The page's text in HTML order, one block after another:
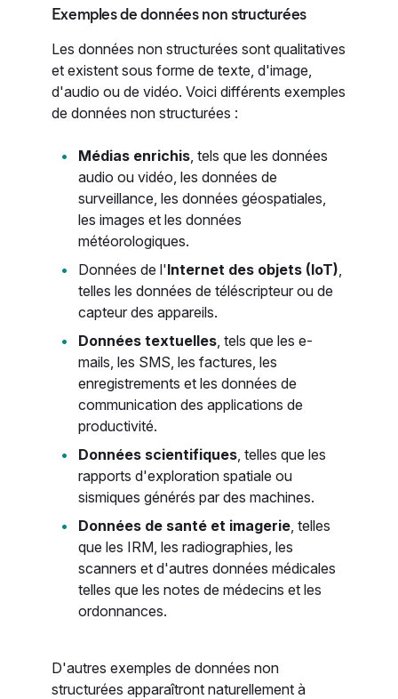
Exemples de données non structurées
Les données non structurées sont qualitatives
et existent sous forme de texte, d'image,
d'audio ou de vidéo. Voici différents exemples
de données non structurées :
Médias enrichis, tels que les données
audio ou vidéo, les données de
surveillance, les données géospatiales,
les images et les données
météorologiques.
Données de l'Internet des objets (IoT),
telles les données de téléscripteur ou de
capteur des appareils.
Données textuelles, tels que les e-
mails, les SMS, les factures, les
enregistrements et les données de
communication des applications de
productivité.
Données scientifiques, telles que les
rapports d'exploration spatiale ou
sismiques générés par des machines.
Données de santé et imagerie, telles
que les IRM, les radiographies, les
scanners et d'autres données médicales
telles que les notes de médecins et les
ordonnances.
D'autres exemples de données non
structurées apparaîtront naturellement à